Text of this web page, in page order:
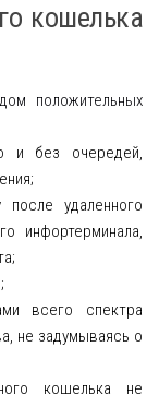
кошелька
положительных
и без очередей,
удаленного
инфортерминала,
всего спектра
не задумываясь о
кошелька не